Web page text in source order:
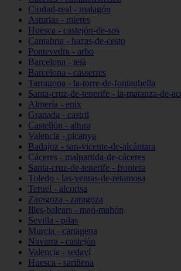
Ciudad-real - malagón
Asturias - mieres
Huesca - castejón-de-sos
Cantabria - hazas-de-cesto
Pontevedra - arbo
Barcelona - teià
Barcelona - casserres
Tarragona - la-torre-de-fontaubella
Santa-cruz-de-tenerife - la-matanza-de-
Almería - enix
Granada - castril
Castellón - altura
Valencia - picanya
Badajoz - san-vicente-de-alcántara
Cáceres - malpartida-de-cáceres
Santa-cruz-de-tenerife - frontera
Toledo - las-ventas-de-retamosa
Teruel - alcorisa
Zaragoza - zaragoza
Illes-balears - maó-mahón
Sevilla - pilas
Murcia - cartagena
Navarra - castejón
Valencia - sedaví
Huesca - sariñena